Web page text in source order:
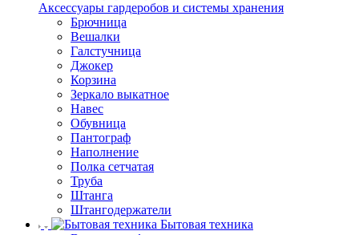
Аксессуары гардеробов и системы хранения
Брючница
Вешалки
Галстучница
Джокер
Корзина
Зеркало выкатное
Навес
Обувница
Пантограф
Наполнение
Полка сетчатая
Труба
Штанга
Штангодержатели
Бытовая техника